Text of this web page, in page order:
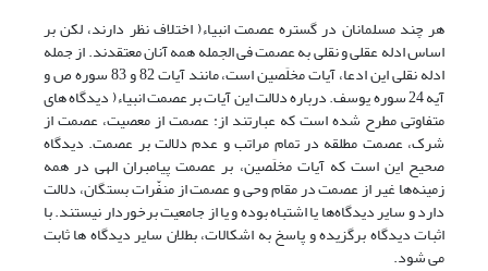
هر چند مسلمانان در گستره عصمت انبیاء( اختلاف نظر دارند، لکن بر
اساس ادله عقلی و نقلی به عصمت فی الجمله همه آنان معتقدند. از جمله
ادله نقلی این ادعا، آیات مخلَصین است، مانند آیات 82 و 83 سوره ص و
آیه 24 سوره یوسف. درباره دلالت این آیات بر عصمت انبیاء( دیدگاه های
متفاوتی مطرح شده است که عبارتند از: عصمت از معصیت، عصمت از
شرک، عصمت مطلقه در تمام مراتب و عدم دلالت بر عصمت. دیدگاه
صحیح این است که آیات مخلَصین، بر عصمت پیامبران الهی در همه
زمینه‌ها غیر از عصمت در مقام وحی و عصمت از منفّرات بستگان، دلالت
دارد و سایر دیدگاه‌ها یا اشتباه بوده و یا از جامعیت برخوردار نیستند. با
اثبات دیدگاه برگزیده و پاسخ به اشکالات، بطلان سایر دیدگاه ها ثابت
می شود.